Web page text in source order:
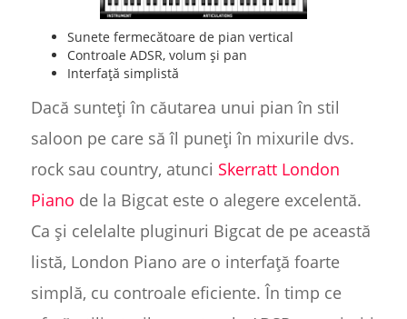
Sunete fermecătoare de pian vertical
Controale ADSR, volum și pan
Interfață simplistă
Dacă sunteți în căutarea unui pian în stil
saloon pe care să îl puneți în mixurile dvs.
rock sau country, atunci Skerratt London
Piano de la Bigcat este o alegere excelentă.
Ca și celelalte pluginuri Bigcat de pe această
listă, London Piano are o interfață foarte
simplă, cu controale eficiente. În timp ce